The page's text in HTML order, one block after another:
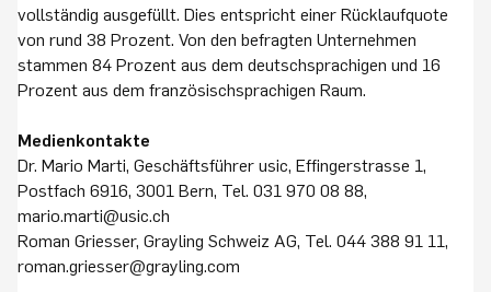
vollständig ausgefüllt. Dies entspricht einer Rücklaufquote
von rund 38 Prozent. Von den befragten Unternehmen
stammen 84 Prozent aus dem deutschsprachigen und 16
Prozent aus dem französischsprachigen Raum.
Medienkontakte
Dr. Mario Marti, Geschäftsführer usic, Effingerstrasse 1,
Postfach 6916, 3001 Bern, Tel. 031 970 08 88,
mario.marti@usic.ch
Roman Griesser, Grayling Schweiz AG, Tel. 044 388 91 11,
roman.griesser@grayling.com